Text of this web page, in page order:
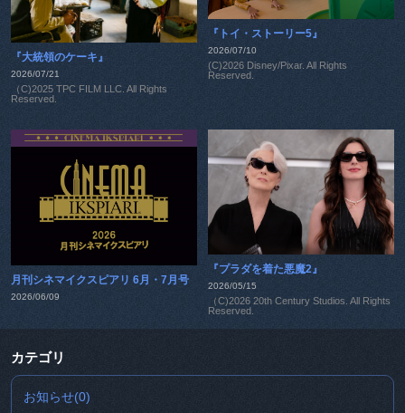
『大統領のケーキ』
2026/07/21
（C)2025 TPC FILM LLC. All Rights
Reserved.
『トイ・ストーリー5』
2026/07/10
(C)2026 Disney/Pixar. All Rights
Reserved.
月刊シネマイクスピアリ 6月・7月号
2026/06/09
『プラダを着た悪魔2』
2026/05/15
（C)2026 20th Century Studios. All Rights
Reserved.
カテゴリ
お知らせ(0)